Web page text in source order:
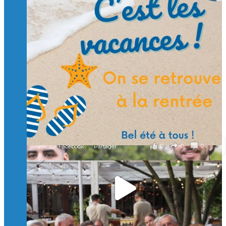
Charger plus Suivre sur Instagram
🙏 Soutenez l’Isep via la taxe d’apprentissage 2026
et contribuons ensemble à former les générations
d’ingénieurs de demain. 🙏
Merci à tous !
🎯 Taxe d’apprentissage 2026 : avec l'Isep, investissez pour
un numérique au service de l'humain !
À l’Isep, nous formons des ingénieurs, des bachelors, des
Mastères Spécialisés, qui allient excellence technologique et
valeurs humaines, au cœur de notre pro
...Voir plus
il y a 3 mois
0 0 0
Voir sur Facebook · Partager
🚀Afterwork à Genève 🚀
🥳 Le 22 avril dernier, 14 Alumni vivant / travaillant
en Suisse ont partagé un moment convivial de
retrouvailles et d'échanges !